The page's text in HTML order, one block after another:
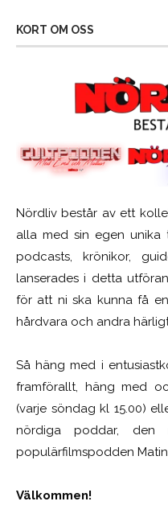
KORT OM OSS
Nördliv består av ett
alla med sin egen unika
podcasts, krönikor,
lanserades i detta
för att ni ska kunna få
hårdvara och andra
Så häng med i
framförallt, häng med
(varje söndag kl 15.00)
nördiga poddar, den
populärfilmspodden
Välkommen!